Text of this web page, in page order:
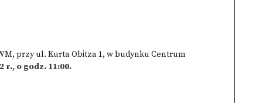
przy ul. Kurta Obitza 1, w budynku Centrum
r., o godz. 11:00.